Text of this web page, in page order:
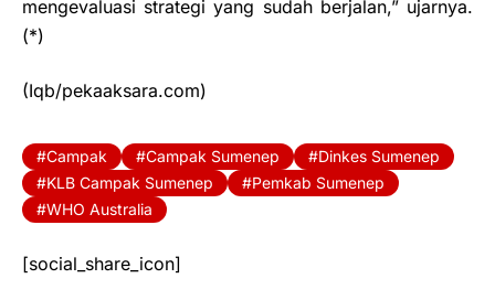
mengevaluasi strategi yang sudah berjalan,” ujarnya.
(*)
(Iqb/pekaaksara.com)
Campak Campak Sumenep
Dinkes Sumenep
KLB Campak Sumenep
Pemkab Sumenep
WHO Australia
[social_share_icon]